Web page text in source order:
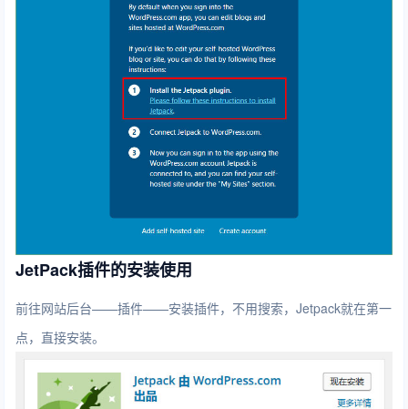
JetPack插件的安装使用
前往网站后台——插件——安装插件，不用搜索，Jetpack就在第一
点，直接安装。